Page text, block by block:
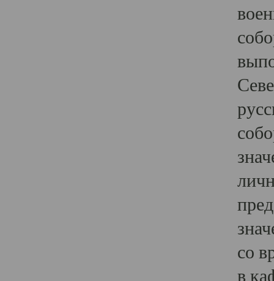
со
в